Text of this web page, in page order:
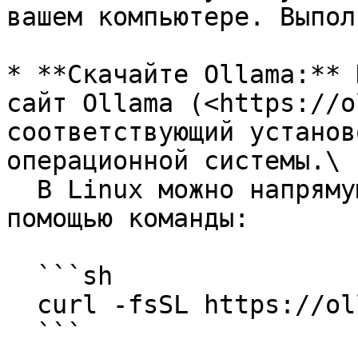
вашем компьютере.
* **Скачайте Ollama:**
сайт Ollama (<https://
соответствующий
операционной системы.\
помощью команды: